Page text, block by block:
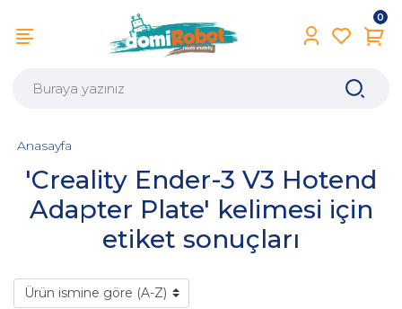
0
'Creality Ender-3 V3 Hotend
Adapter Plate' kelimesi için
etiket sonuçları
Anasayfa